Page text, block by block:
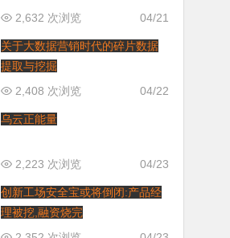
04/21
2,632 次浏览
关于大数据营销时代的碎片数据
提取与挖掘
04/22
2,408 次浏览
乌云正能量
04/23
2,223 次浏览
创新工场安全宝或将倒闭:产品经
理被挖,融资烧完